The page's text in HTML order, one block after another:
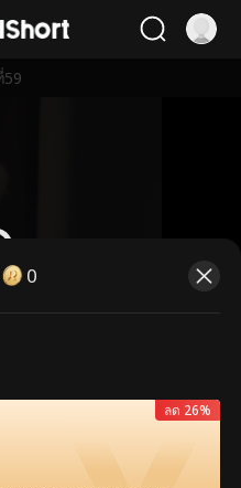
ม กรุณาปลดล็อก
ม
0
ลด 26%